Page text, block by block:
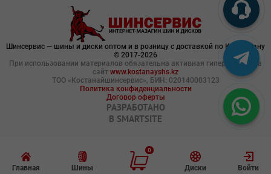
Главная Шины
0
Диски Войти
Шинсервис — шины и диски оптом и в розницу с доставкой по Казахстану
© 2017-2026
При использовании материалов обязательна активная гиперссылка на
сайт www.kostanayshs.kz
ТОО «Костанайшинсервис», БИН: 020140003123
Политика конфиденциальности
Договор оферты
РАЗРАБОТАНО
В SMARTSITE